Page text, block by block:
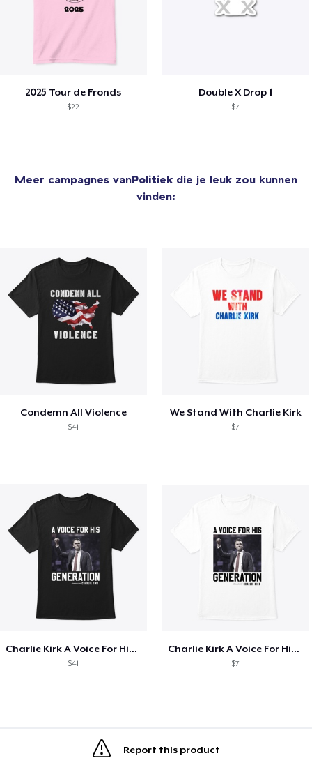
2025 Tour de Fronds
$22
Double X Drop 1
$7
Meer campagnes vanPolitiek die je leuk zou kunnen
vinden:
Condemn All Violence
$41
We Stand With Charlie Kirk
$7
Charlie Kirk A Voice For His Generation
$41
Charlie Kirk A Voice For His Generation
$7
Report this product